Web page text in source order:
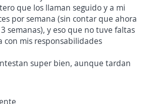
que los llaman seguido y a mi
por semana (sin contar que ahora
semanas), y eso que no tuve faltas
mis responsabilidades
super bien, aunque tardan